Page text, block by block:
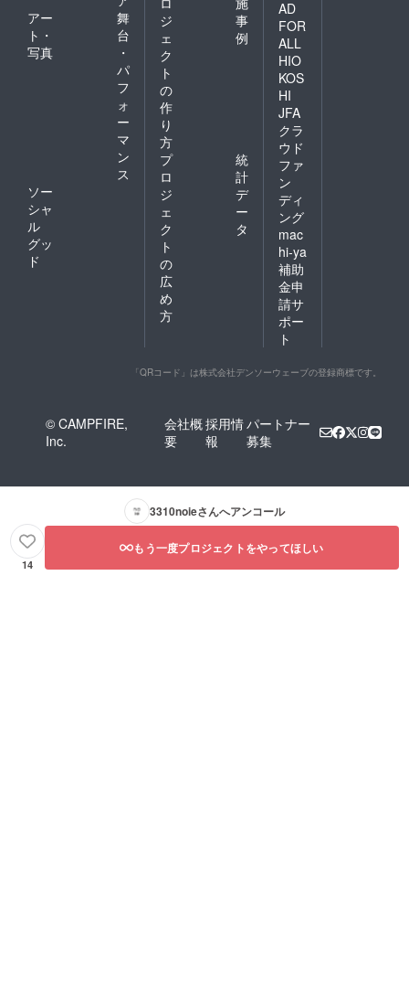
アー
ト・
写真
舞
台
・
パ
フ
ォ
ー
マ
ン
ス
ソー
シャ
ル
グッ
ド
ジ
ェ
ク
ト
の
作
り
方
事
例
プ
ロ
ジ
ェ
ク
ト
の
広
め
方
統
計
デ
ー
タ
AD
FOR
ALL
HIO
KOS
HI
JFA
クラ
ウド
ファ
ン
ディ
ング
mac
hi-ya
補助
金申
請サ
ポー
ト
「QRコード」は株式会社デンソーウェーブの登録商標です。
© CAMPFIRE,
Inc.
会社概
要
採用情
報
パートナー
募集
3310noieさんへアンコール
14
もう一度プロジェクトをやってほしい